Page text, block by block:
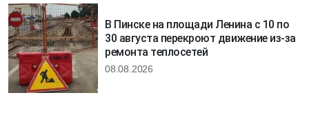
В Пинске на площади Ленина с 10 по
30 августа перекроют движение из-за
ремонта теплосетей
08.08.2026